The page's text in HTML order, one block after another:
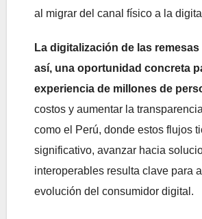
al migrar del canal físico a la
La digitalización de las
así, una oportunidad concreta
experiencia de millones de
costos y aumentar la
como el Perú, donde estos flujos
significativo, avanzar hacia
interoperables resulta clave para
evolución del consumidor digital.